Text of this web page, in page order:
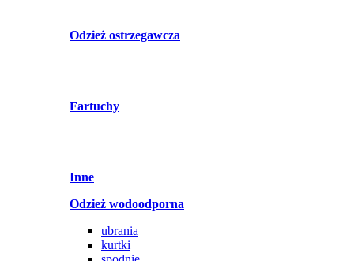
Odzież ostrzegawcza
Fartuchy
Inne
Odzież wodoodporna
ubrania
kurtki